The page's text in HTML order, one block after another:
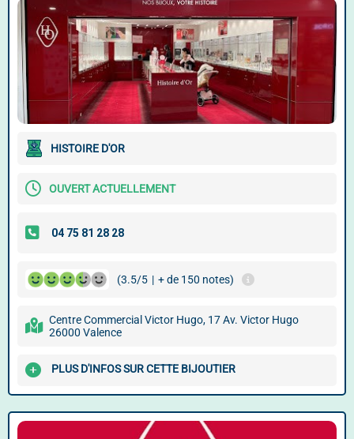
HISTOIRE D'OR
OUVERT ACTUELLEMENT
(3.5/5 | + de 150 notes)
Centre Commercial Victor Hugo, 17 Av. Victor Hugo
26000 Valence
PLUS D'INFOS SUR CETTE BIJOUTIER